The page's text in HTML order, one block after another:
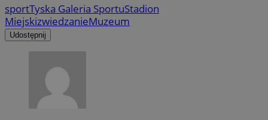
sportTyska Galeria SportuStadion
MiejskizwiedzanieMuzeum
Udostępnij